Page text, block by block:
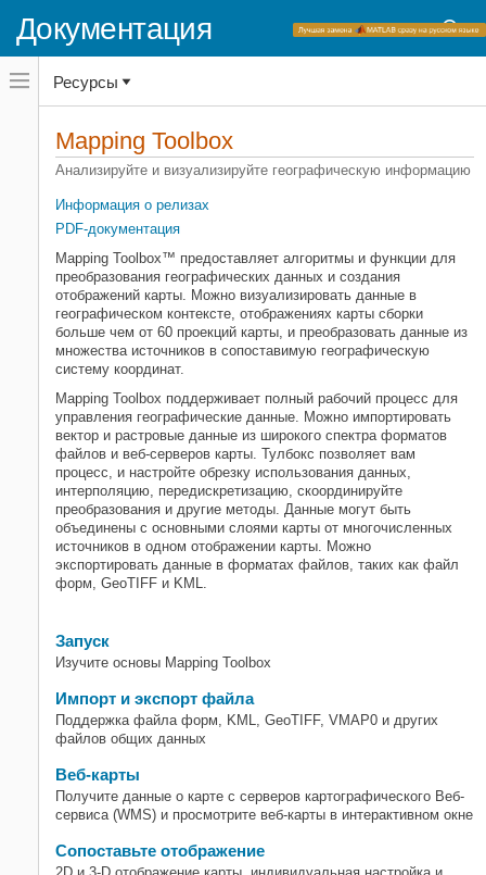
Документация
Переключатель
навигационного
меню
переключатель
навигационного
Категория
Начало работы с Mapping Toolbox
Импорт и экспорт файла
Сопоставьте отображение
Анализ данных
Геометрическая геодезия
Системы координат
Ресурсы
Mapping Toolbox
Анализируйте и визуализируйте географическую информацию
Информация о релизах
PDF-документация
Mapping Toolbox™ предоставляет алгоритмы и функции для
преобразования географических данных и создания
отображений карты. Можно визуализировать данные в
географическом контексте, отображениях карты сборки
больше чем от 60 проекций карты, и преобразовать данные из
множества источников в сопоставимую географическую
систему координат.
Mapping Toolbox поддерживает полный рабочий процесс для
управления географические данные. Можно импортировать
вектор и растровые данные из широкого спектра форматов
файлов и веб-серверов карты. Тулбокс позволяет вам
процесс, и настройте обрезку использования данных,
интерполяцию, передискретизацию, скоординируйте
преобразования и другие методы. Данные могут быть
объединены с основными слоями карты от многочисленных
источников в одном отображении карты. Можно
экспортировать данные в форматах файлов, таких как файл
форм, GeoTIFF и KML.
Запуск
Изучите основы Mapping Toolbox
Импорт и экспорт файла
Поддержка файла форм, KML, GeoTIFF, VMAP0 и других
файлов общих данных
Веб-карты
Получите данные о карте с серверов картографического Веб-
сервиса (WMS) и просмотрите веб-карты в интерактивном окне
Сопоставьте отображение